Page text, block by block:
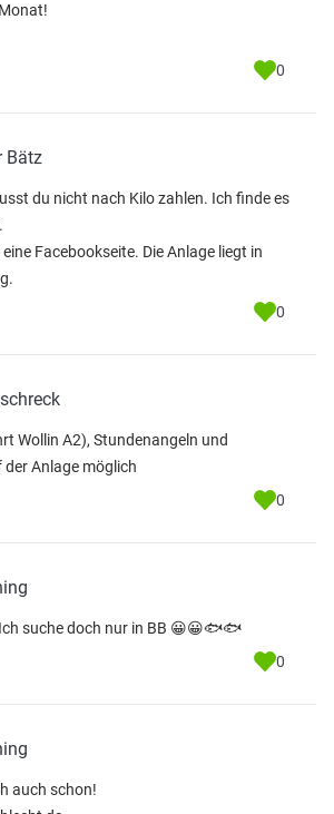
0
Bätz
du nicht nach Kilo zahlen. Ich finde es
Facebookseite. Die Anlage liegt in
0
Wollin A2), Stundenangeln und
Anlage möglich
0
suche doch nur in BB 😀😀🐟🐟
0
auch schon!